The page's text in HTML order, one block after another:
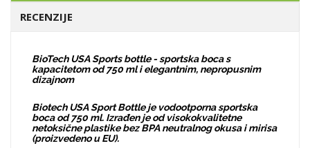
RECENZIJE
BioTech USA Sports bottle - sportska boca s
kapacitetom od 750 ml i elegantnim, nepropusnim
dizajnom
Biotech USA Sport Bottle je vodootporna sportska
boca od 750 ml. Izrađen je od visokokvalitetne
netoksične plastike bez BPA neutralnog okusa i mirisa
(proizvedeno u EU).